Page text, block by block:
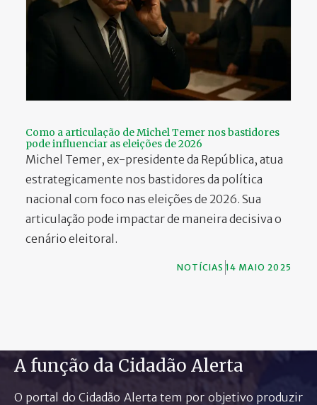
Como a articulação de Michel Temer nos bastidores
pode influenciar as eleições de 2026
Michel Temer, ex-presidente da República, atua
estrategicamente nos bastidores da política
nacional com foco nas eleições de 2026. Sua
articulação pode impactar de maneira decisiva o
cenário eleitoral.
14 MAIO 2025
NOTÍCIAS
A função da Cidadão Alerta
O portal do Cidadão Alerta tem por objetivo produzir